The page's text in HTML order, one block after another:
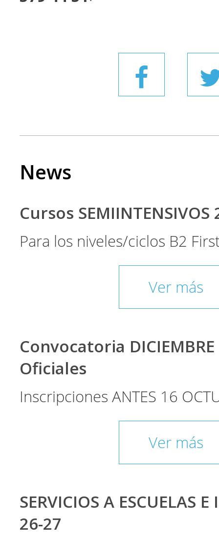
News
Cursos SEMIINTENSIVOS
Para los niveles/ciclos B2
Ver más
Convocatoria
Oficiales
Inscripciones ANTES 16
Ver más
SERVICIOS A ESCUELAS
26-27